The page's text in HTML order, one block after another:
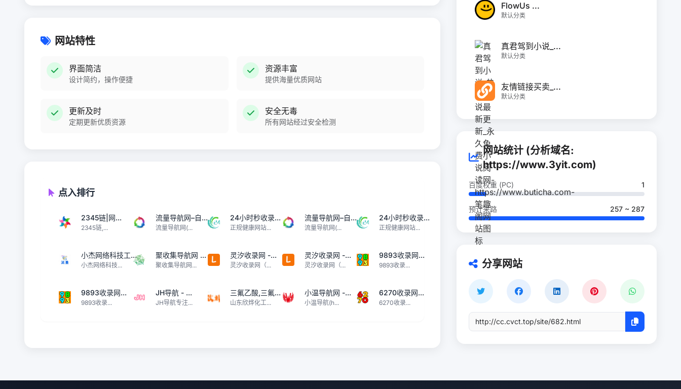
网站特性
界面简洁
设计简约，操作便捷
资源丰富
提供海量优质网站
更新及时
定期更新优质资源
安全无毒
所有网站经过安全检测
点入排行
2345链|网...
2345链,...
流量导航网–自...
流量导航网(...
24小时秒收录...
正规健康网站...
流量导航网–自...
流量导航网(...
24小时秒收录...
正规健康网站...
小杰网络科技工...
小杰网络科技...
聚收集导航网 ...
聚收集导航网...
灵汐收录网 -...
灵汐收录网（...
灵汐收录网 -...
灵汐收录网（...
9893收录网...
9893收录...
9893收录网...
9893收录...
JH导航 - ...
JH导航专注...
三氟乙酸,三氟...
山东欣烨化工...
小温导航网 -...
小温导航(h...
6270收录网...
6270收录...
FlowUs ...
默认分类
真君驾到小说_...
默认分类
友情链接买卖_...
默认分类
网站统计 (分析域名:
https://www.3yit.com)
百度权重 (PC) 1
预计来路 257 ~ 287
分享网站